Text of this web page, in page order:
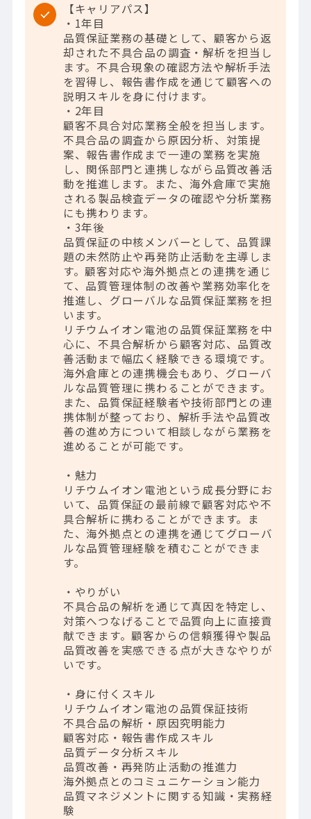
【キャリアパス】
・1年目
品質保証業務の基礎として、顧客から返
却された不具合品の調査・解析を担当し
ます。不具合現象の確認方法や解析手法
を習得し、報告書作成を通じて顧客への
説明スキルを身に付けます。
・2年目
顧客不具合対応業務全般を担当します。
不具合品の調査から原因分析、対策提
案、報告書作成まで一連の業務を実施
し、関係部門と連携しながら品質改善活
動を推進します。また、海外倉庫で実施
される製品検査データの確認や分析業務
にも携わります。
・3年後
品質保証の中核メンバーとして、品質課
題の未然防止や再発防止活動を主導しま
す。顧客対応や海外拠点との連携を通じ
て、品質管理体制の改善や業務効率化を
推進し、グローバルな品質保証業務を担
います。
リチウムイオン電池の品質保証業務を中
心に、不具合解析から顧客対応、品質改
善活動まで幅広く経験できる環境です。
海外倉庫との連携機会もあり、グローバ
ルな品質管理に携わることができます。
また、品質保証経験者や技術部門との連
携体制が整っており、解析手法や品質改
善の進め方について相談しながら業務を
進めることが可能です。
・魅力
リチウムイオン電池という成長分野にお
いて、品質保証の最前線で顧客対応や不
具合解析に携わることができます。ま
た、海外拠点との連携を通じてグローバ
ルな品質管理経験を積むことができま
す。
・やりがい
不具合品の解析を通じて真因を特定し、
対策へつなげることで品質向上に直接貢
献できます。顧客からの信頼獲得や製品
品質改善を実感できる点が大きなやりが
いです。
・身に付くスキル
リチウムイオン電池の品質保証技術
不具合品の解析・原因究明能力
顧客対応・報告書作成スキル
品質データ分析スキル
品質改善・再発防止活動の推進力
海外拠点とのコミュニケーション能力
品質マネジメントに関する知識・実務経
験